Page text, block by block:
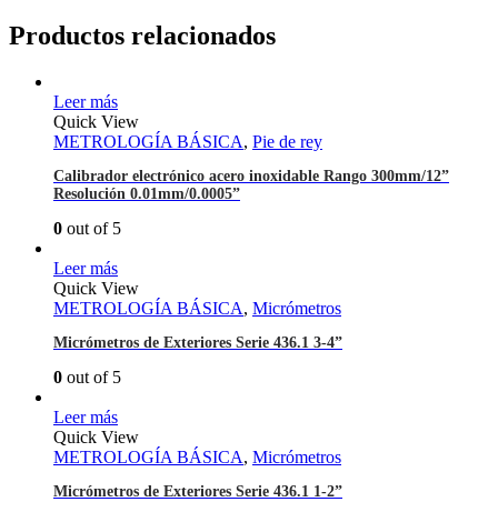
Productos relacionados
Leer más
Quick View
METROLOGÍA BÁSICA, Pie de rey
Calibrador electrónico acero inoxidable Rango 300mm/12”
Resolución 0.01mm/0.0005”
0 out of 5
Leer más
Quick View
METROLOGÍA BÁSICA, Micrómetros
Micrómetros de Exteriores Serie 436.1 3-4”
0 out of 5
Leer más
Quick View
METROLOGÍA BÁSICA, Micrómetros
Micrómetros de Exteriores Serie 436.1 1-2”